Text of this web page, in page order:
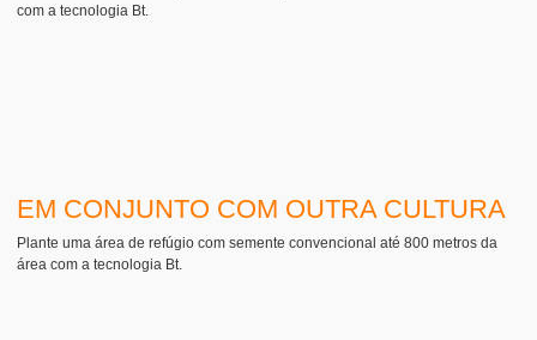
com a tecnologia Bt.
EM CONJUNTO COM OUTRA CULTURA
Plante uma área de refúgio com semente convencional até 800 metros da
área com a tecnologia Bt.